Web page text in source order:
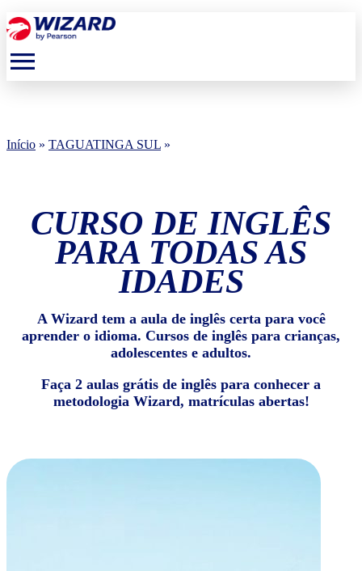
menu
Início » TAGUATINGA SUL »
CURSO DE INGLÊS
PARA TODAS AS
IDADES
A Wizard tem a aula de inglês certa para você
aprender o idioma. Cursos de inglês para crianças,
adolescentes e adultos.
Faça 2 aulas grátis de inglês para conhecer a
metodologia Wizard, matrículas abertas!